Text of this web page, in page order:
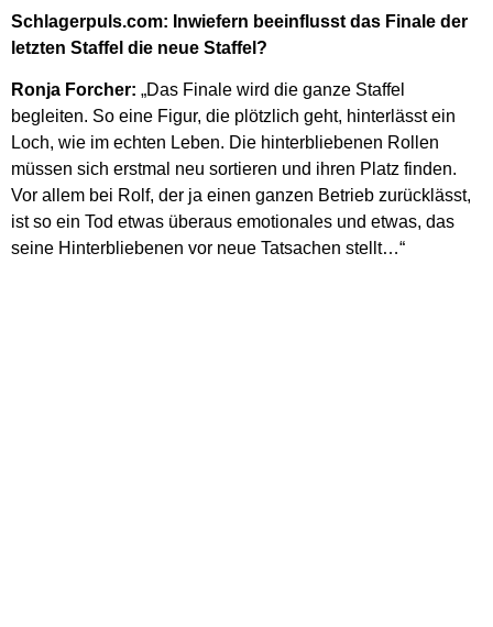
Schlagerpuls.com: Inwiefern beeinflusst das Finale der
letzten Staffel die neue Staffel?
Ronja Forcher: „Das Finale wird die ganze Staffel
begleiten. So eine Figur, die plötzlich geht, hinterlässt ein
Loch, wie im echten Leben. Die hinterbliebenen Rollen
müssen sich erstmal neu sortieren und ihren Platz finden.
Vor allem bei Rolf, der ja einen ganzen Betrieb zurücklässt,
ist so ein Tod etwas überaus emotionales und etwas, das
seine Hinterbliebenen vor neue Tatsachen stellt…“